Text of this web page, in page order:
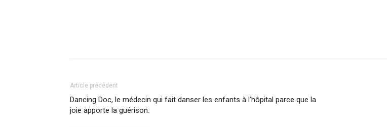
Article précédent
Dancing Doc, le médecin qui fait danser les enfants à l’hôpital parce que la
joie apporte la guérison.